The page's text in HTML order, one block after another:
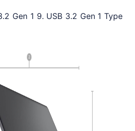
Gen 1 9. USB 3.2 Gen 1 Type